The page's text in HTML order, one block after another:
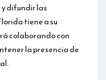
difundir las
tiene a su
colaborando con
la presencia de